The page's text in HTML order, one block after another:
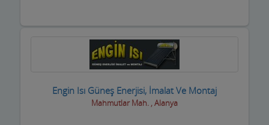
Engin Isı Güneş Enerjisi, İmalat Ve Montaj
Mahmutlar Mah. , Alanya